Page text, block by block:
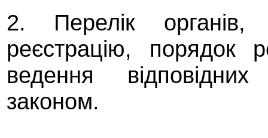
2. Перелік органів,
реєстрацію, порядок
ведення
законом.